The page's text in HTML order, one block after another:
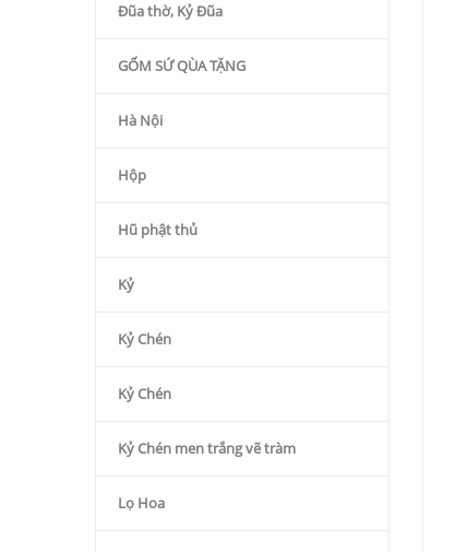
Đũa thờ, Kỷ Đũa
GỐM SỨ QÙA TẶNG
Hà Nội
Hộp
Hũ phật thủ
Kỷ
Kỷ Chén
Kỷ Chén
Kỷ Chén men trắng vẽ tràm
Lọ Hoa